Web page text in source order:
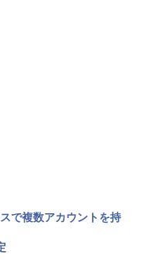
で複数アカウントを持